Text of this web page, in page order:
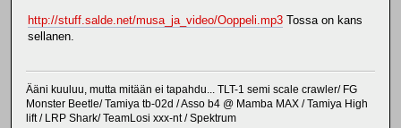
http://stuff.salde.net/musa_ja_video/Ooppeli.mp3 Tossa on kans
sellanen.
Ääni kuuluu, mutta mitään ei tapahdu... TLT-1 semi scale crawler/ FG
Monster Beetle/ Tamiya tb-02d / Asso b4 @ Mamba MAX / Tamiya High
lift / LRP Shark/ TeamLosi xxx-nt / Spektrum